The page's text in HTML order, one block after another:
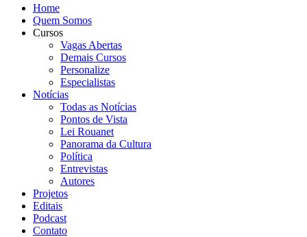
Home
Quem Somos
Cursos
Vagas Abertas
Demais Cursos
Personalize
Especialistas
Notícias
Todas as Notícias
Pontos de Vista
Lei Rouanet
Panorama da Cultura
Política
Entrevistas
Autores
Projetos
Editais
Podcast
Contato